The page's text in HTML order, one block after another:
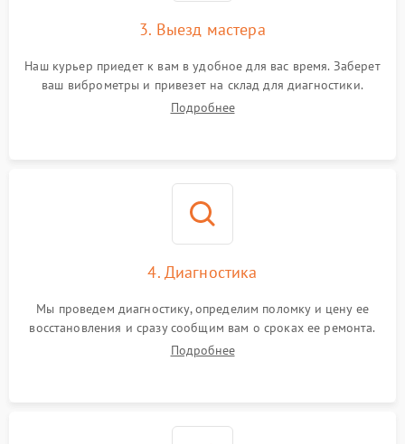
3. Выезд мастера
Наш курьер приедет к вам в удобное для вас время. Заберет
ваш виброметры и привезет на склад для диагностики.
Подробнее
4. Диагностика
Мы проведем диагностику, определим поломку и цену ее
восстановления и сразу сообщим вам о сроках ее ремонта.
Подробнее